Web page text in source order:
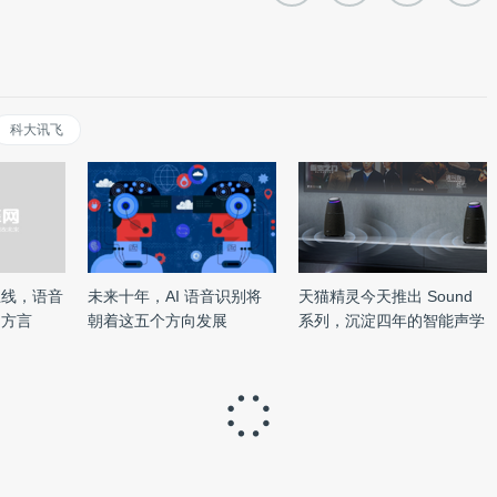
科大讯飞
，语音
言
未来十年，AI 语音识别将
朝着这五个方向发展
天猫精灵今天推出 Sound
系列，沉淀四年的智能声学
军：高精度地图还处在投入期，量产化取